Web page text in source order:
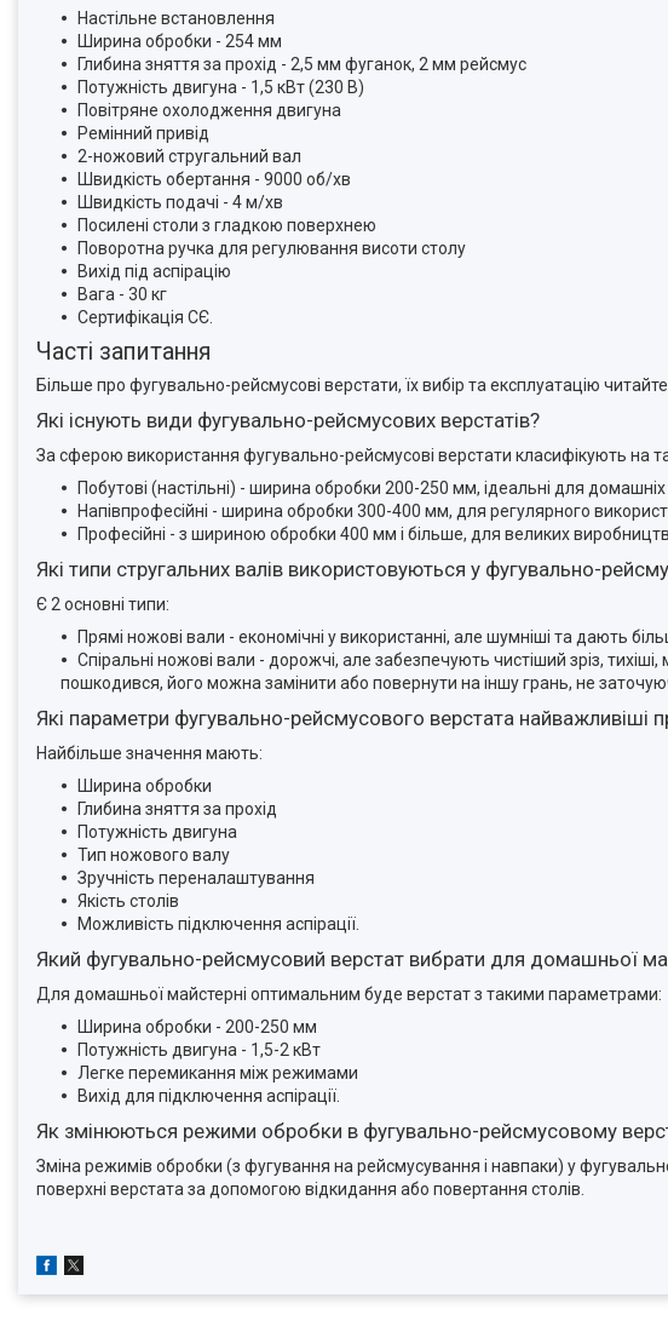
Настільне встановлення
Ширина обробки - 254 мм
Глибина зняття за прохід - 2,5 мм фуганок, 2 мм рейсмус
Потужність двигуна - 1,5 кВт (230 В)
Повітряне охолодження двигуна
Ремінний привід
2-ножовий стругальний вал
Швидкість обертання - 9000 об/хв
Швидкість подачі - 4 м/хв
Посилені столи з гладкою поверхнею
Поворотна ручка для регулювання висоти столу
Вихід під аспірацію
Вага - 30 кг
Сертифікація СЄ.
Часті запитання
Більше про фугувально-рейсмусові верстати, їх вибір та експлуатацію
Які існують види фугувально-рейсмусових верстатів?
За сферою використання фугувально-рейсмусові верстати класифікують на
Побутові (настільні) - ширина обробки 200-250 мм, ідеальні для
Напівпрофесійні - ширина обробки 300-400 мм, для регулярного
Професійні - з шириною обробки 400 мм і більше, для великих виробництв.
Які типи стругальних валів використовуються у фугувально-
Є 2 основні типи:
Прямі ножові вали - економічні у використанні, але шумніші та дають
Спіральні ножові вали - дорожчі, але забезпечують чистіший зріз,
пошкодився, його можна замінити або повернути на іншу грань, не
Які параметри фугувально-рейсмусового верстата найважливіші
Найбільше значення мають:
Ширина обробки
Глибина зняття за прохід
Потужність двигуна
Тип ножового валу
Зручність переналаштування
Якість столів
Можливість підключення аспірації.
Який фугувально-рейсмусовий верстат вибрати для домашньої
Для домашньої майстерні оптимальним буде верстат з такими параметрами:
Ширина обробки - 200-250 мм
Потужність двигуна - 1,5-2 кВт
Легке перемикання між режимами
Вихід для підключення аспірації.
Як змінюються режими обробки в фугувально-рейсмусовому
Зміна режимів обробки (з фугування на рейсмусування і навпаки) у
поверхні верстата за допомогою відкидання або повертання столів.